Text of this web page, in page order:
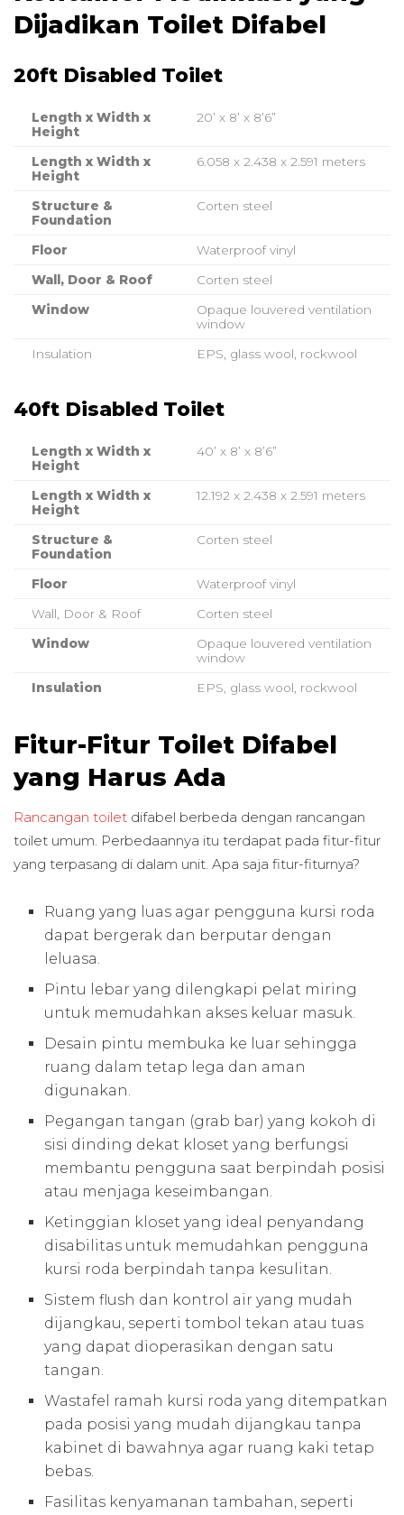
Dijadikan Toilet Difabel
20ft Disabled Toilet
Length x Width x
Height
20’ x 8’ x 8’6”
Length x Width x
Height
6.058 x 2.438 x 2.591 meters
Structure &
Foundation
Corten steel
Floor Waterproof vinyl
Wall, Door & Roof Corten steel
Window
Opaque louvered ventilation
window
Insulation EPS, glass wool, rockwool
40ft Disabled Toilet
Length x Width x
Height
40’ x 8’ x 8’6”
Length x Width x
Height
12.192 x 2.438 x 2.591 meters
Structure &
Foundation
Corten steel
Floor Waterproof vinyl
Wall, Door & Roof Corten steel
Window
Opaque louvered ventilation
window
Insulation EPS, glass wool, rockwool
Fitur-Fitur Toilet Difabel
yang Harus Ada
Rancangan toilet difabel berbeda dengan rancangan
toilet umum. Perbedaannya itu terdapat pada fitur-fitur
yang terpasang di dalam unit. Apa saja fitur-fiturnya?
Ruang yang luas agar pengguna kursi roda
dapat bergerak dan berputar dengan
leluasa.
Pintu lebar yang dilengkapi pelat miring
untuk memudahkan akses keluar masuk.
Desain pintu membuka ke luar sehingga
ruang dalam tetap lega dan aman
digunakan.
Pegangan tangan (grab bar) yang kokoh di
sisi dinding dekat kloset yang berfungsi
membantu pengguna saat berpindah posisi
atau menjaga keseimbangan.
Ketinggian kloset yang ideal penyandang
disabilitas untuk memudahkan pengguna
kursi roda berpindah tanpa kesulitan.
Sistem flush dan kontrol air yang mudah
dijangkau, seperti tombol tekan atau tuas
yang dapat dioperasikan dengan satu
tangan.
Wastafel ramah kursi roda yang ditempatkan
pada posisi yang mudah dijangkau tanpa
kabinet di bawahnya agar ruang kaki tetap
bebas.
Fasilitas kenyamanan tambahan, seperti